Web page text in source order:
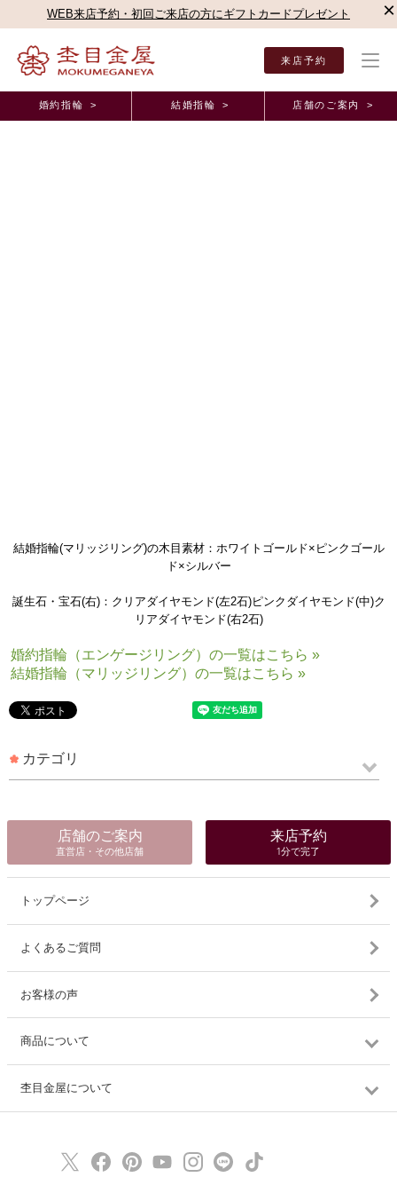
WEB来店予約・初回ご来店の方にギフトカードプレゼント ×
来店予約
婚約指輪 > 結婚指輪 > 店舗のご案内 >
結婚指輪(マリッジリング)の木目素材：ホワイトゴールド×ピンクゴール
ド×シルバー
誕生石・宝石(右)：クリアダイヤモンド(左2石)ピンクダイヤモンド(中)ク
リアダイヤモンド(右2石)
婚約指輪（エンゲージリング）の一覧はこちら »
結婚指輪（マリッジリング）の一覧はこちら »
カテゴリ
店舗のご案内
直営店・その他店舗
来店予約
1分で完了
トップページ
よくあるご質問
お客様の声
商品について
杢目金屋について